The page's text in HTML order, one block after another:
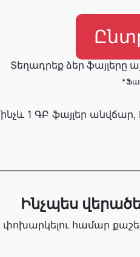
Տեղադրեք ձեր
1 ԳԲ ֆայլեր
Ինչպես
ի փոխարկելու համար